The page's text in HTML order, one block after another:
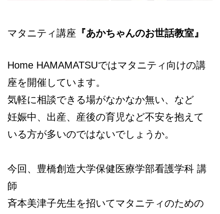
マタニティ講座 『あかちゃんのお世話教室』
Home HAMAMATSUではマタニティ向けの講
座を開催しています。
気軽に相談できる場がなかなか無い、など
妊娠中、出産、産後の育児など不安を抱えて
いる方が多いのではないでしょうか。
今回、豊橋創造大学保健医療学部看護学科 講
師
斉本美津子先生を招いてマタニティのための